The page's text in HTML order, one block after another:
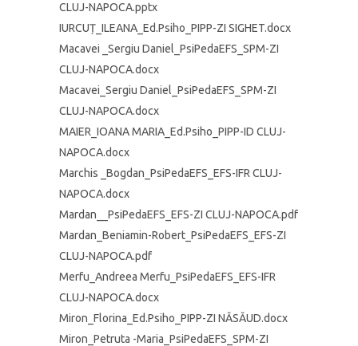
CLUJ-NAPOCA.pptx
IURCUȚ_ILEANA_Ed.Psiho_PIPP-ZI SIGHET.docx
Macavei _Sergiu Daniel_PsiPedaEFS_SPM-ZI
CLUJ-NAPOCA.docx
Macavei_Sergiu Daniel_PsiPedaEFS_SPM-ZI
CLUJ-NAPOCA.docx
MAIER_IOANA MARIA_Ed.Psiho_PIPP-ID CLUJ-
NAPOCA.docx
Marchis _Bogdan_PsiPedaEFS_EFS-IFR CLUJ-
NAPOCA.docx
Mardan__PsiPedaEFS_EFS-ZI CLUJ-NAPOCA.pdf
Mardan_Beniamin-Robert_PsiPedaEFS_EFS-ZI
CLUJ-NAPOCA.pdf
Merfu_Andreea Merfu_PsiPedaEFS_EFS-IFR
CLUJ-NAPOCA.docx
Miron_Florina_Ed.Psiho_PIPP-ZI NĂSĂUD.docx
Miron_Petruta -Maria_PsiPedaEFS_SPM-ZI